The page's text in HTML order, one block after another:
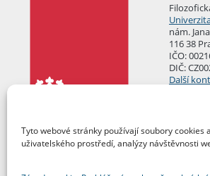
Tyto webové stránky používají soubory
uživatelského prostředí, analýzy návštěvnosti
nám.
116 38
IČO:
DIČ:
Další